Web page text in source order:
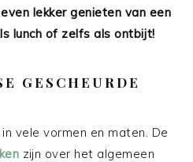
lekker genieten van een
lunch of zelfs als ontbijt!
GESCHEURDE
vele vormen en maten. De
zijn over het algemeen